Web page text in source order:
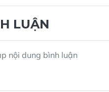
LUẬN